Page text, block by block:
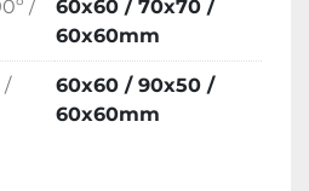
/
60x60 / 70x70 /
60x60mm
/
60x60 / 90x50 /
60x60mm